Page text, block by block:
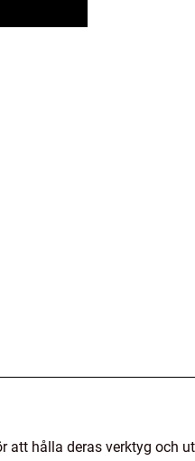
att hålla deras verktyg och